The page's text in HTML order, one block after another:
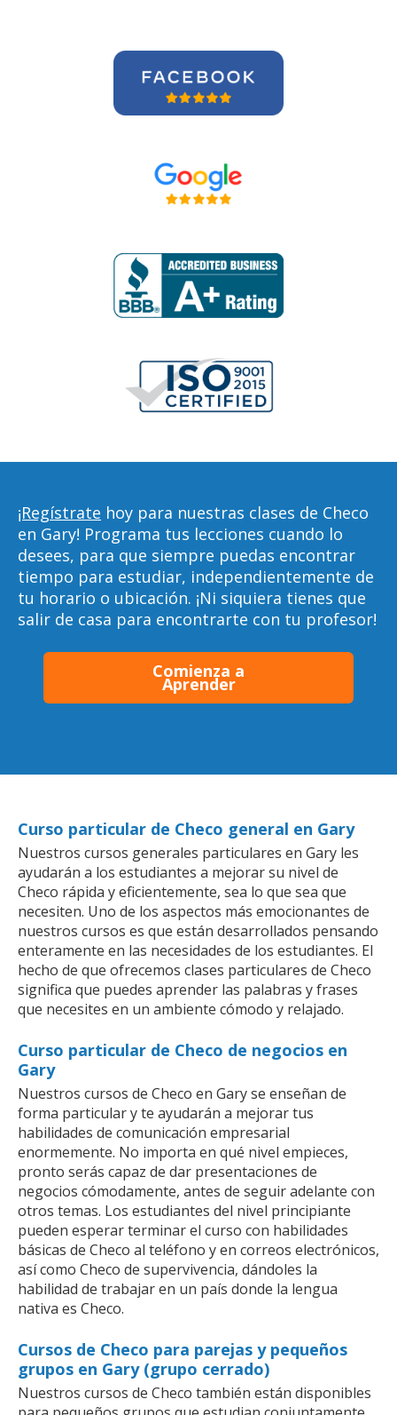
¡Regístrate hoy para nuestras clases de Checo
en Gary! Programa tus lecciones cuando lo
desees, para que siempre puedas encontrar
tiempo para estudiar, independientemente de
tu horario o ubicación. ¡Ni siquiera tienes que
salir de casa para encontrarte con tu profesor!
Comienza a
Aprender
Curso particular de Checo general en Gary
Nuestros cursos generales particulares en Gary les
ayudarán a los estudiantes a mejorar su nivel de
Checo rápida y eficientemente, sea lo que sea que
necesiten. Uno de los aspectos más emocionantes de
nuestros cursos es que están desarrollados pensando
enteramente en las necesidades de los estudiantes. El
hecho de que ofrecemos clases particulares de Checo
significa que puedes aprender las palabras y frases
que necesites en un ambiente cómodo y relajado.
Curso particular de Checo de negocios en
Gary
Nuestros cursos de Checo en Gary se enseñan de
forma particular y te ayudarán a mejorar tus
habilidades de comunicación empresarial
enormemente. No importa en qué nivel empieces,
pronto serás capaz de dar presentaciones de
negocios cómodamente, antes de seguir adelante con
otros temas. Los estudiantes del nivel principiante
pueden esperar terminar el curso con habilidades
básicas de Checo al teléfono y en correos electrónicos,
así como Checo de supervivencia, dándoles la
habilidad de trabajar en un país donde la lengua
nativa es Checo.
Cursos de Checo para parejas y pequeños
grupos en Gary (grupo cerrado)
Nuestros cursos de Checo también están disponibles